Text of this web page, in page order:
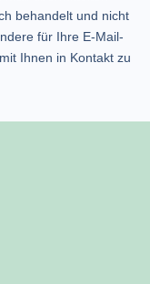
behandelt und nicht
für Ihre E-Mail-
Ihnen in Kontakt zu